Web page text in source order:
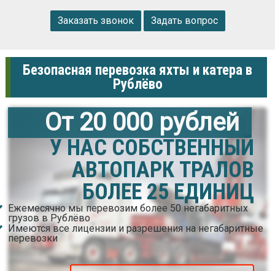
Заказать звонок Задать вопрос
Безопасная перевозка яхты и катера в
Рублёво
От 20 000 рублей
У НАС СОБСТВЕННЫЙ
АВТОПАРК ТРАЛОВ
БОЛЕЕ 25 ЕДИНИЦ
Ежемесячно мы перевозим более 50 негабаритных
грузов в Рублёво
Имеются все лицензии и разрешения на негабаритные
перевозки